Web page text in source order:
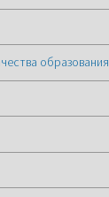
образования